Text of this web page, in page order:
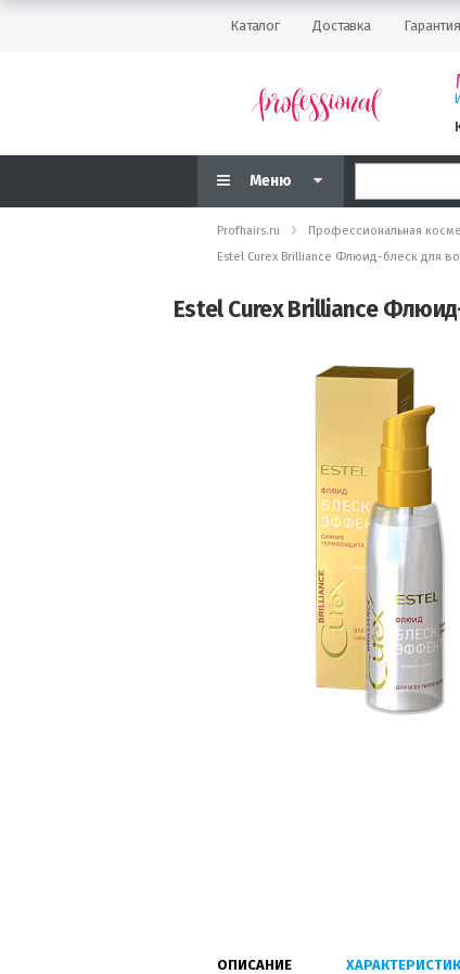
Каталог Доставка Гарантия
Меню
Profhairs.ru Профессиональная
Estel Curex Brilliance Флюид-блеск для
Estel Curex Brilliance
ОПИСАНИЕ